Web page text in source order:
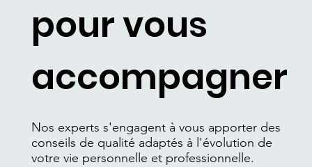
pour vous
accompagner
Nos experts s'engagent à vous apporter des
conseils de qualité adaptés à l'évolution de
votre vie personnelle et professionnelle.